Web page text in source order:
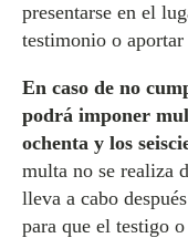
presentarse en el
testimonio o
En caso de no
podrá imponer
ochenta y los
multa no se realiza
lleva a cabo
para que el testigo